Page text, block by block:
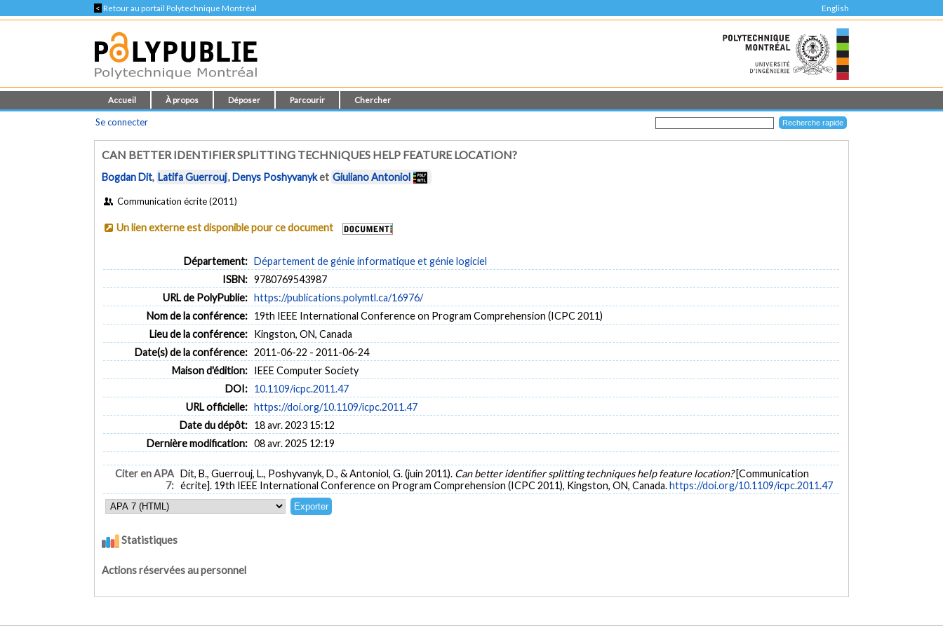
< Retour au portail Polytechnique Montréal English
Accueil À propos Déposer Parcourir Chercher
Se connecter
CAN BETTER IDENTIFIER SPLITTING TECHNIQUES HELP FEATURE LOCATION?
Bogdan Dit, Latifa Guerrouj,Denys Poshyvanyket Giuliano Antoniol
Communication écrite (2011)
Un lien externe est disponible pour ce document
Département: Département de génie informatique et génie logiciel
ISBN: 9780769543987
URL de PolyPublie: https://publications.polymtl.ca/16976/
Nom de la conférence: 19th IEEE International Conference on Program Comprehension (ICPC 2011)
Lieu de la conférence: Kingston, ON, Canada
Date(s) de la conférence: 2011-06-22 - 2011-06-24
Maison d'édition: IEEE Computer Society
DOI: 10.1109/icpc.2011.47
URL officielle: https://doi.org/10.1109/icpc.2011.47
Date du dépôt: 18 avr. 2023 15:12
Dernière modification: 08 avr. 2025 12:19
Citer en APA
7:
Dit, B., Guerrouj, L., Poshyvanyk, D., & Antoniol, G. (juin 2011). Can better identifier splitting techniques help feature location?[Communication
écrite]. 19th IEEE International Conference on Program Comprehension (ICPC 2011), Kingston, ON, Canada.https://doi.org/10.1109/icpc.2011.47
Statistiques
Actions réservées au personnel